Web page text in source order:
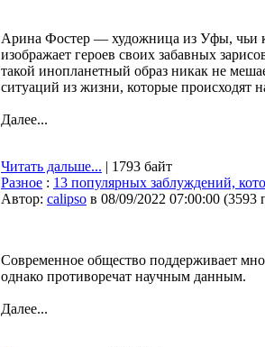
Арина Фостер — художница из Уфы, чьи
изображает героев своих забавных
такой инопланетный образ никак не
ситуаций из жизни, которые происходят
Далее...
Читать дальше... | 1793 байт
Разное : 13 популярных заблуждений,
Автор: calipso в 08/09/2022 07:00:00 (3593
Современное общество поддерживает
однако противоречат научным данным.
Далее...